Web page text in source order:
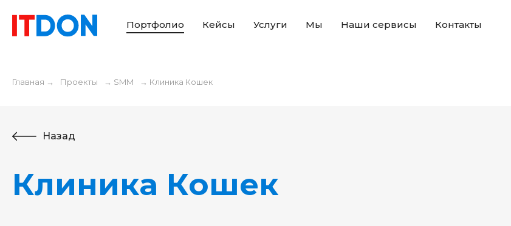
Портфолио Кейсы Услуги Мы Наши сервисы Контакты
Главная → Проекты → SMM → Клиника Кошек
Назад
Клиника Кошек